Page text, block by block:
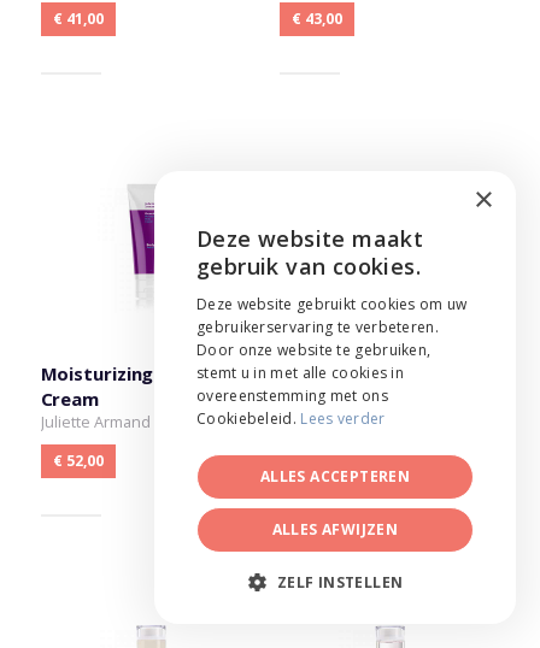
€ 41,00 € 43,00
Moisturizing Body
Cream
Juliette Armand
€ 52,00
Extra Moisturizing
Cream
Juliette Armand
€ 52,00
ENGLISH
×
Deze website maakt
gebruik van cookies.
Deze website gebruikt cookies om uw
gebruikerservaring te verbeteren.
Door onze website te gebruiken,
stemt u in met alle cookies in
overeenstemming met ons
Cookiebeleid. Lees verder
ALLES ACCEPTEREN
ALLES AFWIJZEN
ZELF INSTELLEN